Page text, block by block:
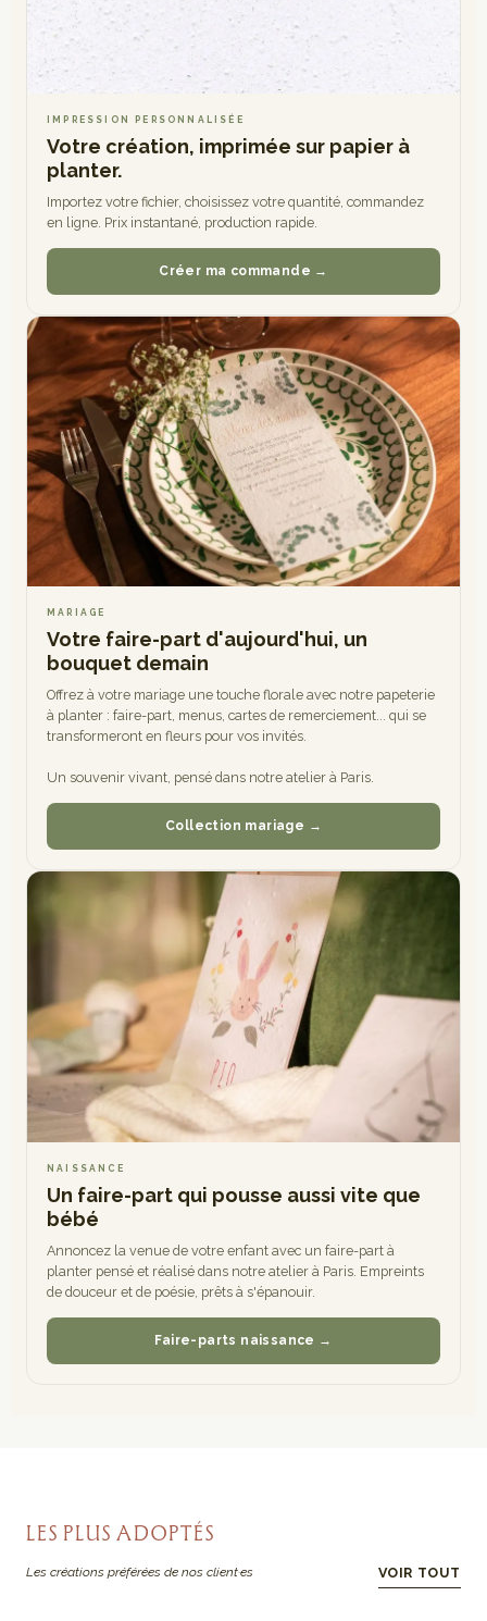
IMPRESSION PERSONNALISÉE
Votre création, imprimée sur papier à
planter.
Importez votre fichier, choisissez votre quantité, commandez
en ligne. Prix instantané, production rapide.
Créer ma commande →
MARIAGE
Votre faire-part d'aujourd'hui, un
bouquet demain
Offrez à votre mariage une touche florale avec notre papeterie
à planter : faire-part, menus, cartes de remerciement... qui se
transformeront en fleurs pour vos invités.
Un souvenir vivant, pensé dans notre atelier à Paris.
Collection mariage →
NAISSANCE
Un faire-part qui pousse aussi vite que
bébé
Annoncez la venue de votre enfant avec un faire-part à
planter pensé et réalisé dans notre atelier à Paris. Empreints
de douceur et de poésie, prêts à s'épanouir.
Faire-parts naissance →
LES PLUS ADOPTÉS
Les créations préférées de nos client·es VOIR TOUT